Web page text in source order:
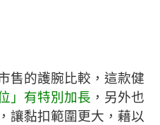
售的護腕比較，這款健
」有特別加長 ，另外也
，讓黏扣範圍更大，藉以